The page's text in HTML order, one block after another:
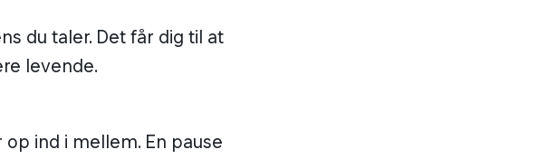
du taler. Det får dig til at
levende.
ind i mellem. En pause